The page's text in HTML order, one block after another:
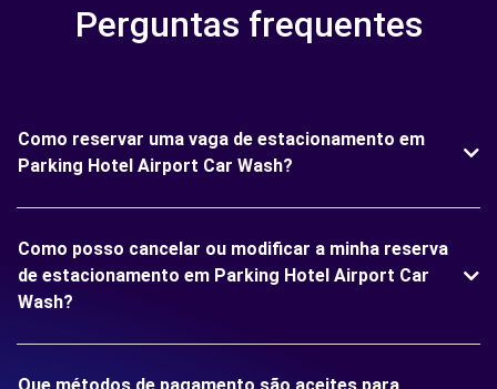
Perguntas frequentes
Como reservar uma vaga de estacionamento em
Parking Hotel Airport Car Wash?
Como posso cancelar ou modificar a minha reserva
de estacionamento em Parking Hotel Airport Car
Wash?